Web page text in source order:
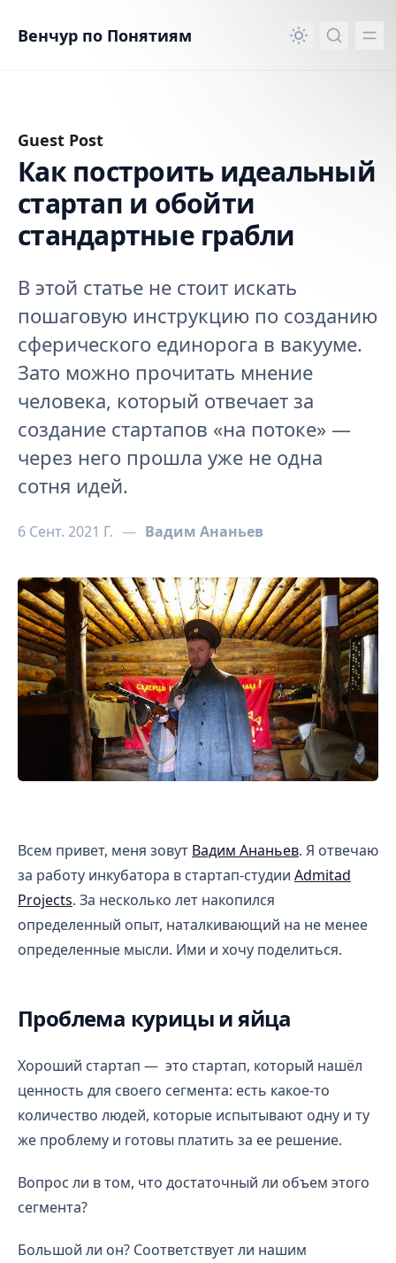
Венчур по Понятиям
Guest Post
Как построить идеальный
стартап и обойти
стандартные грабли
В этой статье не стоит искать
пошаговую инструкцию по созданию
сферического единорога в вакууме.
Зато можно прочитать мнение
человека, который отвечает за
создание стартапов «на потоке» —
через него прошла уже не одна
сотня идей.
6 Сент. 2021 Г. — Вадим Ананьев
Как построить идеальный стартап и обойти
Всем привет, меня зовут Вадим Ананьев. Я отвечаю
за работу инкубатора в стартап-студии Admitad
Projects. За несколько лет накопился
определенный опыт, наталкивающий на не менее
определенные мысли. Ими и хочу поделиться.
Проблема курицы и яйца
Хороший стартап — это стартап, который нашёл
ценность для своего сегмента: есть какое-то
количество людей, которые испытывают одну и ту
же проблему и готовы платить за ее решение.
Вопрос ли в том, что достаточный ли объем этого
сегмента?
Большой ли он? Соответствует ли нашим